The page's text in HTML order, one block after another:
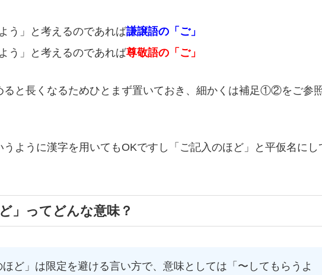
う」と考えるのであれば謙譲語の「ご」
う」と考えるのであれば尊敬語の「ご」
ると長くなるためひとまず置いておき、細かくは補足①②をご参
ように漢字を用いてもOKですし「ご記入のほど」と平仮名にし
」ってどんな意味？
ど」は限定を避ける言い方で、意味としては「〜してもらうよ